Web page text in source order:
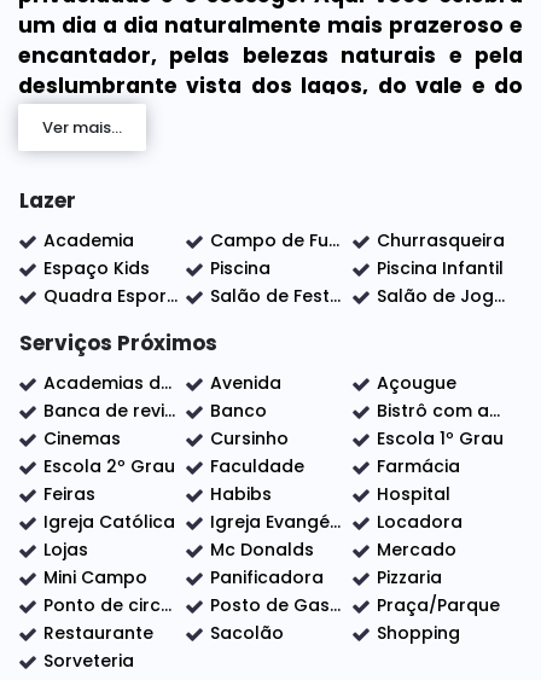
um dia a dia naturalmente mais prazeroso e
encantador, pelas belezas naturais e pela
deslumbrante vista dos lagos, do vale e do
pôr do sol. Definitivamente o cenário
perfeito para viver momentos únicos junto a
O Imóvel: Lote de 1000,16 M² - Pronto para
Construir.
148 mil m² de áreas verdes, Urbanismo ímpar,
espaços de lazer e prática esportiva em plena
sintonia com a natureza.
Portaria com sistema de segurança;
Quadra de Vôlei de Areia;
Playground;
Campo de Futebol Society de Grama;
Quiosque;
Quadra de Tênis de Saibro;
Golf House;
Campo de Golfe com Putting Green e Driving Range;
Lago com Deck para esportes náuticos.
Ver mais...
Lazer
Academia Campo de Futebol
Churrasqueira
Espaço Kids
Piscina
Piscina Infantil
Quadra Esportiva
Salão de Festas Salão de Jogos
Serviços Próximos
Academias de ginástica Avenida
Açougue
Banca de revistas
Banco
Bistrô com adega
Cinemas
Cursinho
Escola 1º Grau
Escola 2º Grau
Faculdade
Farmácia
Feiras
Habibs
Hospital
Igreja Católica
Igreja Evangélica
Locadora
Lojas
Mc Donalds
Mercado
Mini Campo
Panificadora
Pizzaria
Ponto de circular
Posto de Gasolina
Praça/Parque
Restaurante
Sacolão
Shopping
Sorveteria